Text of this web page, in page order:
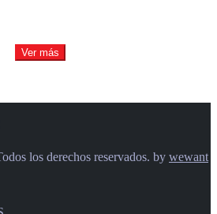
Ver más
los derechos reservados. by wewant